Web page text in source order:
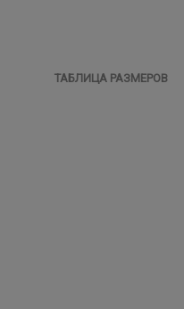
ТАБЛИЦА РАЗМЕРОВ